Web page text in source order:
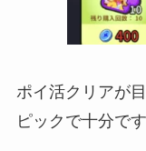
ポイ活クリアが
ピックで十分です